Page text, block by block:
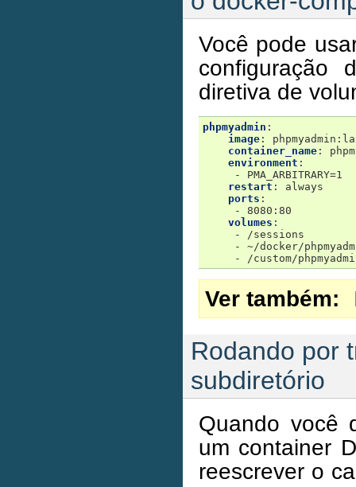
Você pode
configuração
diretiva de
phpmyadmin :
image :
container_name :
environment :
-
PMA_ARBITRARY=1
restart :
always
ports :
-
8080:80
volumes :
-
/sessions
-
~/docker/
-
/custom/
Ver também
Rodando por
subdiretório
Quando você
um container
reescrever o